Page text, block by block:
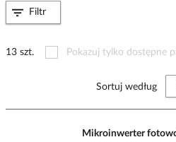
13 szt. Pokazuj tylko dostępne
Sortuj według
Mikroinwerter
Filtr